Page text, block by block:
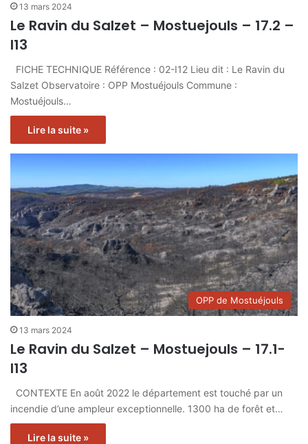
13 mars 2024
Le Ravin du Salzet – Mostuejouls – 17.2 –
I13
FICHE TECHNIQUE Référence : 02-I12 Lieu dit : Le Ravin du
Salzet Observatoire : OPP Mostuéjouls Commune :
Mostuéjouls…
Lire la suite »
OPP de Mostuéjouls
13 mars 2024
Le Ravin du Salzet – Mostuejouls – 17.1-
I13
CONTEXTE En août 2022 le département est touché par un
incendie d’une ampleur exceptionnelle. 1300 ha de forêt et…
Lire la suite »